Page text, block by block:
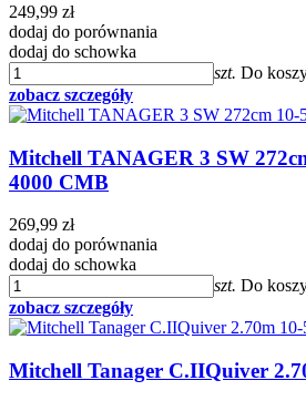
249,99 zł
dodaj do porównania
dodaj do schowka
szt. Do
zobacz szczegóły
Mitchell TANAGER 3 SW
4000 CMB
269,99 zł
dodaj do porównania
dodaj do schowka
szt. Do
zobacz szczegóły
Mitchell Tanager C.IIQuiver